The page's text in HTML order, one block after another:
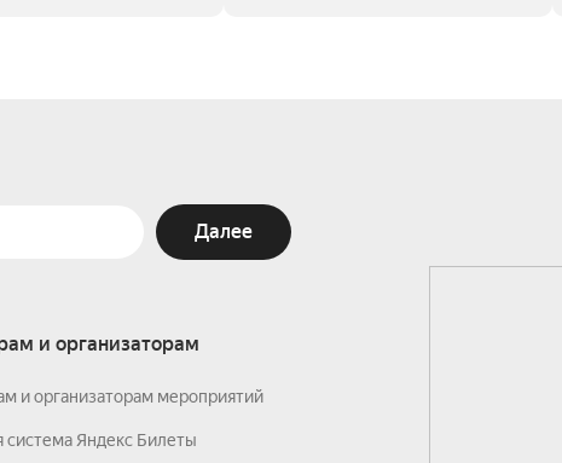
Далее
и организаторам
и организаторам мероприятий
система Яндекс Билеты